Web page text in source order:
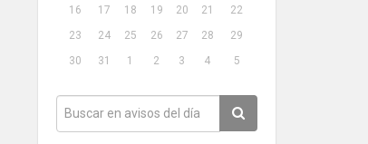
16
17 18 19 20 21
22
23
24 25 26 27 28
29
30
31 1 2 3 4 5